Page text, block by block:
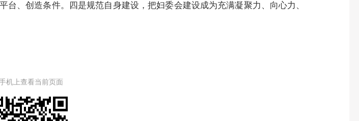
、创造条件。四是规范自身建设，把妇委会建设成为充满凝聚力、向心力、
机上查看当前页面